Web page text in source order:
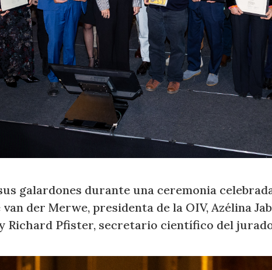
galardones durante una ceremonia
der Merwe, presidenta de la OIV, Azélina
Richard Pfister, secretario científico del